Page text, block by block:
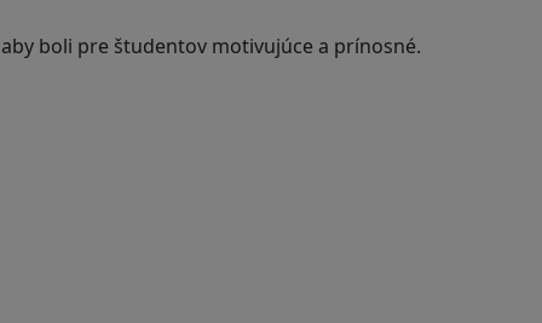
boli pre študentov motivujúce a prínosné.